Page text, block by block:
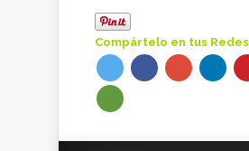
Compártelo en tus